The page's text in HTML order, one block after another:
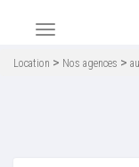
Menu principal
Location > Nos agences >